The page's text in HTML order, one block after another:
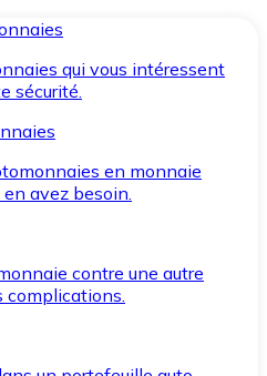
qui vous intéressent
sécurité.
en monnaie
avez besoin.
contre une autre
complications.